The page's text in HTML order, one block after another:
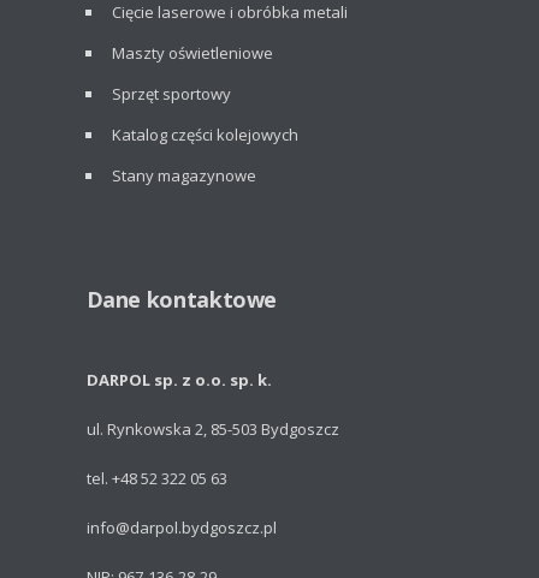
Cięcie laserowe i obróbka metali
Maszty oświetleniowe
Sprzęt sportowy
Katalog części kolejowych
Stany magazynowe
Dane kontaktowe
DARPOL sp. z o.o. sp. k.
ul. Rynkowska 2, 85-503 Bydgoszcz
tel. +48 52 322 05 63
info@darpol.bydgoszcz.pl